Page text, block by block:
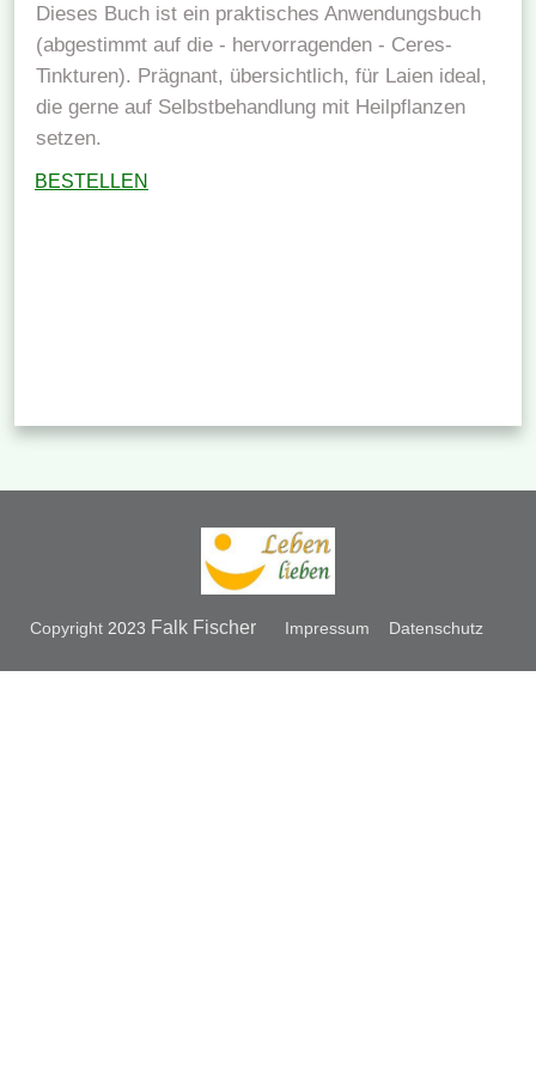
Dieses Buch ist ein praktisches Anwendungsbuch
(abgestimmt auf die - hervorragenden - Ceres-
Tinkturen). Prägnant, übersichtlich, für Laien ideal,
die gerne auf Selbstbehandlung mit Heilpflanzen
setzen.
BESTELLEN
Copyright 2023 Falk Fischer Impressum Datenschutz